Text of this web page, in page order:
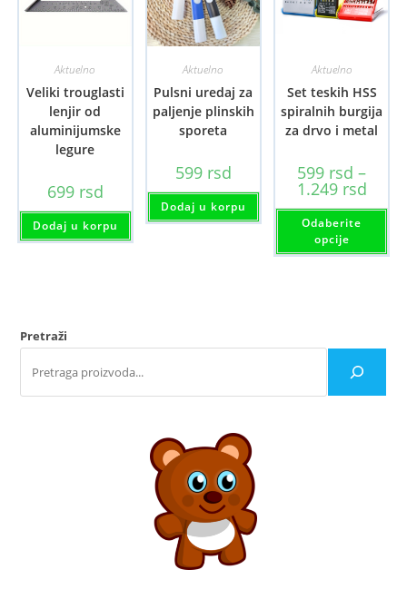
Aktuelno
Veliki trouglasti
lenjir od
aluminijumske
legure
699 rsd
Dodaj u korpu
Aktuelno
Pulsni uredaj za
paljenje plinskih
sporeta
599 rsd
Dodaj u korpu
Aktuelno
Set teskih HSS
spiralnih burgija
za drvo i metal
599 rsd –
1.249 rsdcena:
od
1.249
Odaberite
opcije
Pretraži